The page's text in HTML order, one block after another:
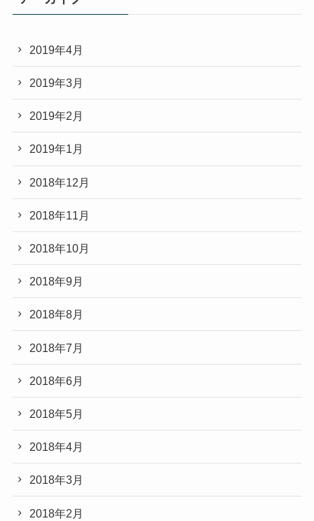
2019年4月
2019年3月
2019年2月
2019年1月
2018年12月
2018年11月
2018年10月
2018年9月
2018年8月
2018年7月
2018年6月
2018年5月
2018年4月
2018年3月
2018年2月